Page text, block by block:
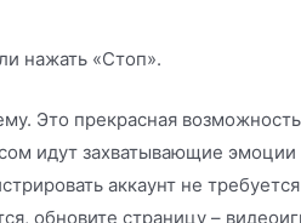
нажать «Стоп».
Это прекрасная возможность
идут захватывающие эмоции
аккаунт не
обновите страницу –